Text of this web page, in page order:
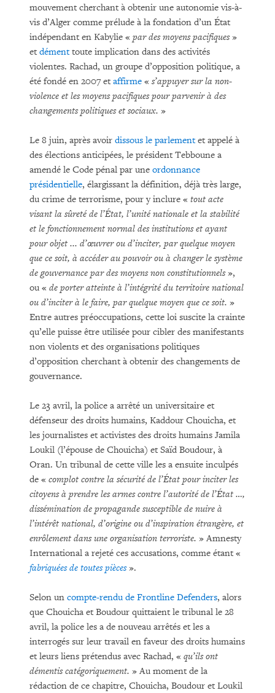
mouvement cherchant à obtenir une autonomie vis-à-
vis d’Alger comme prélude à la fondation d’un État
indépendant en Kabylie « par des moyens pacifiques»
et démenttoute implication dans des activités
violentes. Rachad, un groupe d’opposition politique, a
été fondé en 2007 et affirme « s’appuyer sur la non-
violence et les moyens pacifiques pour parvenir à des
changements politiques et sociaux. »
Le 8 juin, après avoir dissous le parlementet appelé à
des élections anticipées, le président Tebboune a
amendé le Code pénal par une ordonnance
présidentielle, élargissant la définition, déjà très large,
du crime de terrorisme, pour y inclure « tout acte
visant la sûreté de l’État, l’unité nationale et la stabilité
et le fonctionnement normal des institutions et ayant
pour objet ... d’œuvrer ou d’inciter, par quelque moyen
que ce soit, à accéder au pouvoir ou à changer le système
de gouvernance par des moyens non constitutionnels»,
ou « de porter atteinte à l’intégrité du territoire national
ou d’inciter à le faire, par quelque moyen que ce soit. »
Entre autres préoccupations, cette loi suscite la crainte
qu’elle puisse être utilisée pour cibler des manifestants
non violents et des organisations politiques
d’opposition cherchant à obtenir des changements de
gouvernance.
Le 23 avril, la police a arrêté un universitaire et
défenseur des droits humains, Kaddour Chouicha, et
les journalistes et activistes des droits humains Jamila
Loukil (l’épouse de Chouicha) et Saïd Boudour, à
Oran. Un tribunal de cette ville les a ensuite inculpés
de « complot contre la sécurité de l’État pour inciter les
citoyens à prendre les armes contre l’autorité de l’État …,
dissémination de propagande susceptible de nuire à
l’intérêt national, d’origine ou d’inspiration étrangère, et
enrôlement dans une organisation terroriste. » Amnesty
International a rejeté ces accusations, comme étant «
fabriquéesde toutes pièces ».
Selon un compte-rendu de Frontline Defenders, alors
que Chouicha et Boudour quittaient le tribunal le 28
avril, la police les a de nouveau arrêtés et les a
interrogés sur leur travail en faveur des droits humains
et leurs liens prétendus avec Rachad, « qu’ils ont
démentis catégoriquement. » Au moment de la
rédaction de ce chapitre, Chouicha, Boudour et Loukil